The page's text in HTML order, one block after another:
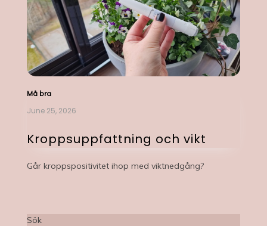
Må bra
June 25, 2026
Kroppsuppfattning och vikt
Går kroppspositivitet ihop med viktnedgång?
Sök